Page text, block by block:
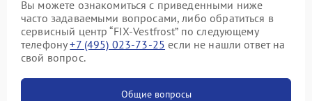
Вы можете ознакомиться с приведенными ниже
часто задаваемыми вопросами, либо обратиться в
сервисный центр “FIX-Vestfrost” по следующему
телефону+7 (495) 023-73-25 если не нашли ответ на
свой вопрос.
Общие вопросы